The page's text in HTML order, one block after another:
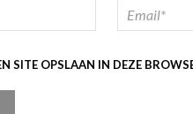
SITE OPSLAAN IN DEZE